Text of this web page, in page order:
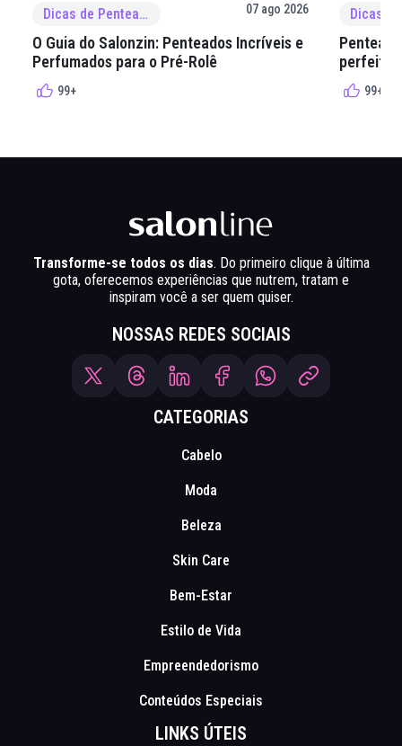
Dicas de Penteado 07 ago 2026
O Guia do Salonzin: Penteados Incríveis e
Perfumados para o Pré-Rolê
99+
perfeita
99+
Transforme-se todos os dias. Do primeiro clique à última
gota, oferecemos experiências que nutrem, tratam e
inspiram você a ser quem quiser.
NOSSAS REDES SOCIAIS
CATEGORIAS
Cabelo
Moda
Beleza
Skin Care
Bem-Estar
Estilo de Vida
Empreendedorismo
Conteúdos Especiais
LINKS ÚTEIS